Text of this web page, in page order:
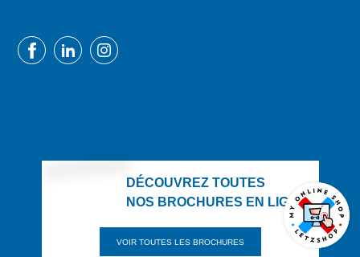
DÉCOUVREZ TOUTES
NOS BROCHURES EN LIGNE
VOIR TOUTES LES BROCHURES